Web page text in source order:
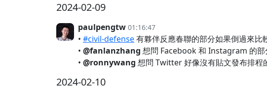
2024-02-09
paulpengtw 01:16:47
• #civil-defense有夥伴反應春聯的部分如果倒過來比
• @fanlanzhang 想問 Facebook 和 Instagram 的部
• @ronnywang 想問 Twitter 好像沒有貼文發布排程
2024-02-10